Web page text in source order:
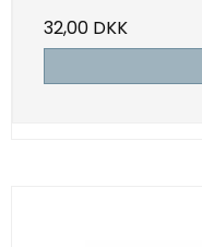
32,00 DKK